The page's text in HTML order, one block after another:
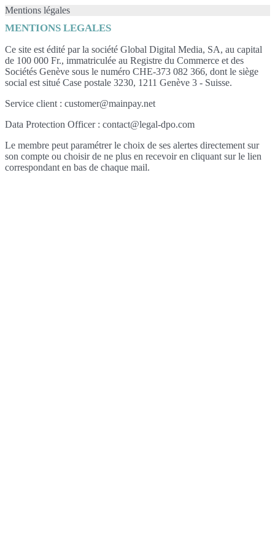
Mentions légales
MENTIONS LEGALES
Ce site est édité par la société Global Digital Media, SA, au capital
de 100 000 Fr., immatriculée au Registre du Commerce et des
Sociétés Genève sous le numéro CHE-373 082 366, dont le siège
social est situé Case postale 3230, 1211 Genève 3 - Suisse.
Service client : customer@mainpay.net
Data Protection Officer : contact@legal-dpo.com
Le membre peut paramétrer le choix de ses alertes directement sur
son compte ou choisir de ne plus en recevoir en cliquant sur le lien
correspondant en bas de chaque mail.